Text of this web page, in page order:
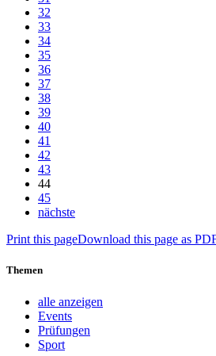
32
33
34
35
36
37
38
39
40
41
42
43
44
45
nächste
Print this pageDownload this page as
Themen
alle anzeigen
Events
Prüfungen
Sport